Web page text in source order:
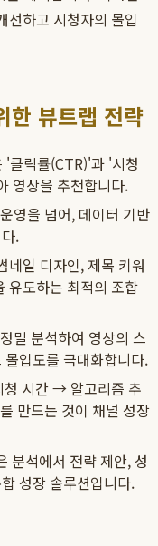
선하고 시청자의 몰입
한 뷰트랩 전략
'클릭률(CTR)'과 '시청
영상을 추천합니다.
영을 넘어, 데이터 기반
.
네일 디자인, 제목 키워
유도하는 최적의 조합
밀 분석하여 영상의 스
입도를 극대화합니다.
시간 → 알고리즘 추
만드는 것이 채널 성장
분석에서 전략 제안, 성
성장 솔루션입니다.